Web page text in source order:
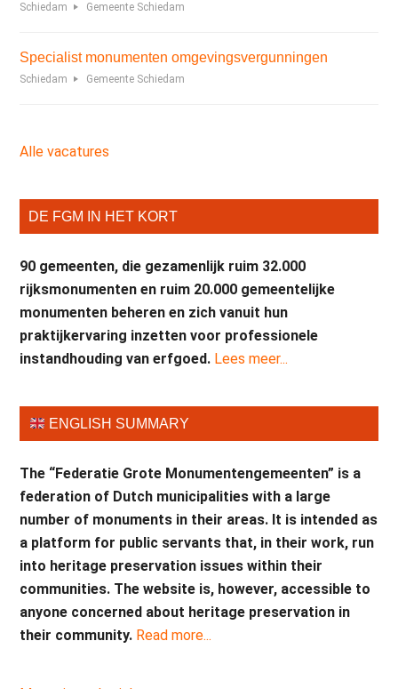
Schiedam Gemeente Schiedam
Specialist monumenten omgevingsvergunningen
Schiedam Gemeente Schiedam
Alle vacatures
DE FGM IN HET KORT
90 gemeenten, die gezamenlijk ruim 32.000
rijksmonumenten en ruim 20.000 gemeentelijke
monumenten beheren en zich vanuit hun
praktijkervaring inzetten voor professionele
instandhouding van erfgoed. Lees meer...
ENGLISH SUMMARY
The “Federatie Grote Monumentengemeenten” is a
federation of Dutch municipalities with a large
number of monuments in their areas. It is intended as
a platform for public servants that, in their work, run
into heritage preservation issues within their
communities. The website is, however, accessible to
anyone concerned about heritage preservation in
their community. Read more...